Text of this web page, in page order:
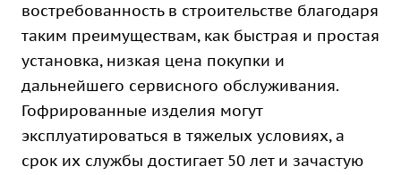
востребованность в строительстве благодаря
таким преимуществам, как быстрая и простая
установка, низкая цена покупки и
дальнейшего сервисного обслуживания.
Гофрированные изделия могут
эксплуатироваться в тяжелых условиях, а
срок их службы достигает 50 лет и зачастую